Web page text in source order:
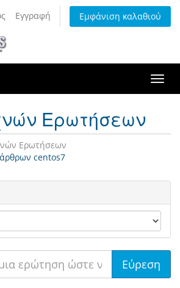
Εγγραφή Εμφάνιση καλαθιού
Ερωτήσεων
Ερωτήσεων
centos7